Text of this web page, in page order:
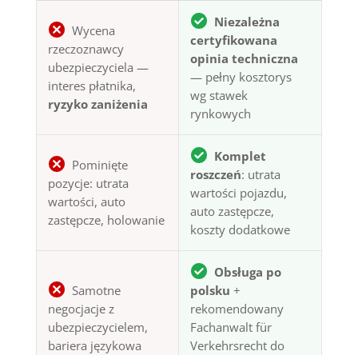
Wycena
rzeczoznawcy
ubezpieczyciela —
interes płatnika,
ryzyko zaniżenia
Niezależna
certyfikowana
opinia techniczna
— pełny kosztorys
wg stawek
rynkowych
Pominięte
pozycje: utrata
wartości, auto
zastępcze, holowanie
Komplet
roszczeń: utrata
wartości pojazdu,
auto zastępcze,
koszty dodatkowe
Samotne
negocjacje z
ubezpieczycielem,
bariera językowa
Obsługa po
polsku +
rekomendowany
Fachanwalt für
Verkehrsrecht do